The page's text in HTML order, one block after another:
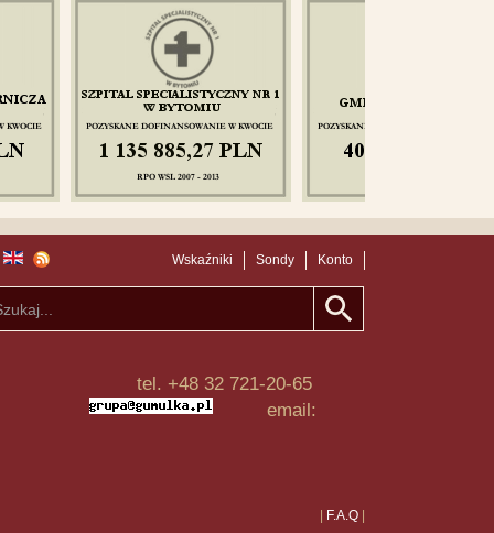
Wskaźniki Sondy Konto
tel. +48 32 721-20-65
email:
F.A.Q